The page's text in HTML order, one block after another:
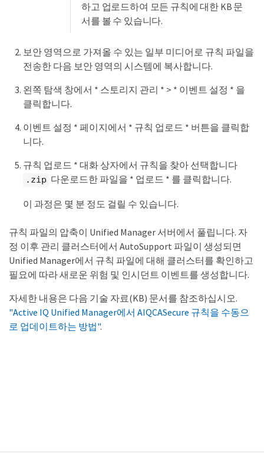
하고 업로드하여 모든 규칙에 대한 KB 문
서를 볼 수 있습니다.
보안 영역으로 가져올 수 있는 일부 미디어로 규칙 파일을
전송한 다음 보안 영역의 시스템에 복사합니다.
왼쪽 탐색 창에서 * 스토리지 관리 * > * 이벤트 설정 * 을
클릭합니다.
이벤트 설정 * 페이지에서 * 규칙 업로드 * 버튼을 클릭합
니다.
규칙 업로드 * 대화 상자에서 규칙을 찾아 선택합니다
.zip 다운로드한 파일을 * 업로드 * 를 클릭합니다.
이 과정은 몇 분 정도 걸릴 수 있습니다.
규칙 파일의 압축이 Unified Manager 서버에서 풀립니다. 자
정 이후 관리 클러스터에서 AutoSupport 파일이 생성되면
Unified Manager에서 규칙 파일에 대해 클러스터를 확인하고
필요에 따라 새로운 위험 및 인시던트 이벤트를 생성합니다.
자세한 내용은 다음 기술 자료(KB) 문서를 참조하십시오.
"Active IQ Unified Manager에서 AIQCASecure 규칙을 수동으
로 업데이트하는 방법".